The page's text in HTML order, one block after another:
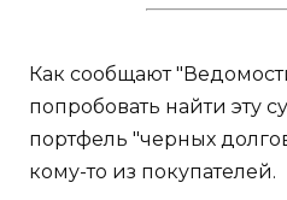
Как сообщают
попробовать найти эту
портфель "черных
кому-то из покупателей.